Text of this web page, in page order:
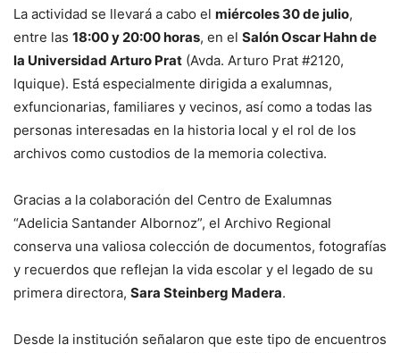
La actividad se llevará a cabo el miércoles 30 de julio,
entre las 18:00 y 20:00 horas, en el Salón Oscar Hahn de
la Universidad Arturo Prat (Avda. Arturo Prat #2120,
Iquique). Está especialmente dirigida a exalumnas,
exfuncionarias, familiares y vecinos, así como a todas las
personas interesadas en la historia local y el rol de los
archivos como custodios de la memoria colectiva.
Gracias a la colaboración del Centro de Exalumnas
“Adelicia Santander Albornoz”, el Archivo Regional
conserva una valiosa colección de documentos, fotografías
y recuerdos que reflejan la vida escolar y el legado de su
primera directora, Sara Steinberg Madera.
Desde la institución señalaron que este tipo de encuentros